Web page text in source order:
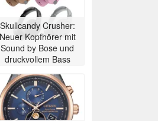
Skullcandy Crusher:
Neuer Kopfhörer mit
Sound by Bose und
druckvollem Bass